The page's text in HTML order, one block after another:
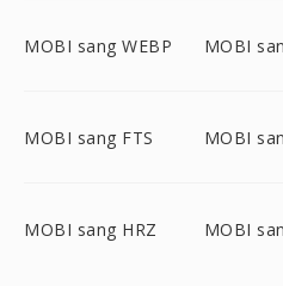
MOBI sang WEBP MOBI
MOBI sang FTS MOBI
MOBI sang HRZ MOBI